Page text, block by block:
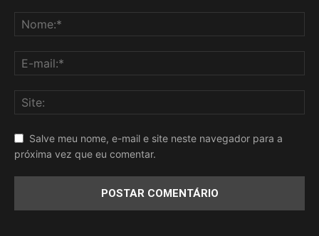
Salve meu nome, e-mail e site neste navegador para a
próxima vez que eu comentar.